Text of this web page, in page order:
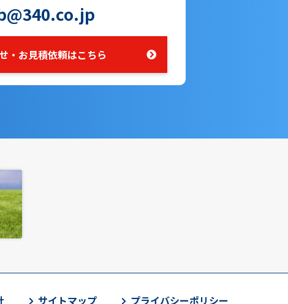
・お見積依頼はこちら
サイトマップ プライバシーポリシー